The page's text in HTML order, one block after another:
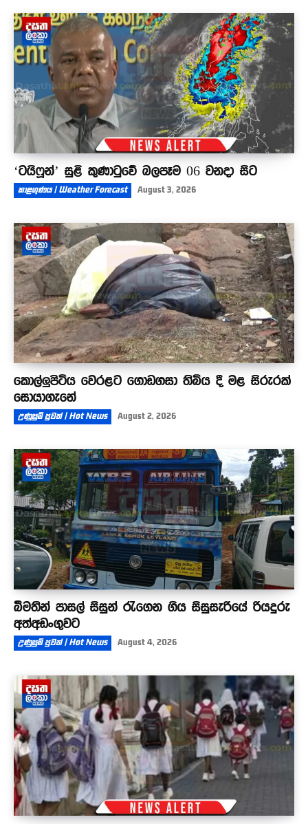
?
00:44
‘ටයිෆූන්’ සුළි කුණාටුවේ බලපෑම 06 වනදා සිට
කාළගුණය | Weather Forecast August 3, 2026
කොල්ලුපිටිය වෙරළට ගොඩගසා තිබිය දී මළ සිරුරක්
සොයාගැනේ
උණුසුම් පුවත් | Hot News August 2, 2026
බීමතින් පාසල් සිසුන් රැගෙන ගිය සිසුසැරියේ රියදුරු
අත්අඩංගුවට
උණුසුම් පුවත් | Hot News August 4, 2026